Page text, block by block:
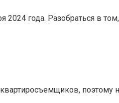
года. Разобраться в
поэтому